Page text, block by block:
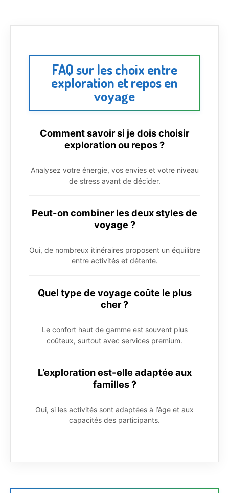
FAQ sur les choix entre
exploration et repos en
voyage
Comment savoir si je dois choisir
exploration ou repos ?
Analysez votre énergie, vos envies et votre niveau
de stress avant de décider.
Peut-on combiner les deux styles de
voyage ?
Oui, de nombreux itinéraires proposent un équilibre
entre activités et détente.
Quel type de voyage coûte le plus
cher ?
Le confort haut de gamme est souvent plus
coûteux, surtout avec services premium.
L’exploration est-elle adaptée aux
familles ?
Oui, si les activités sont adaptées à l’âge et aux
capacités des participants.